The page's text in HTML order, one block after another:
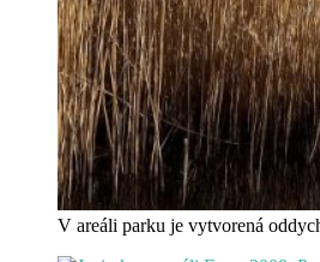
V areáli parku je vytvorená